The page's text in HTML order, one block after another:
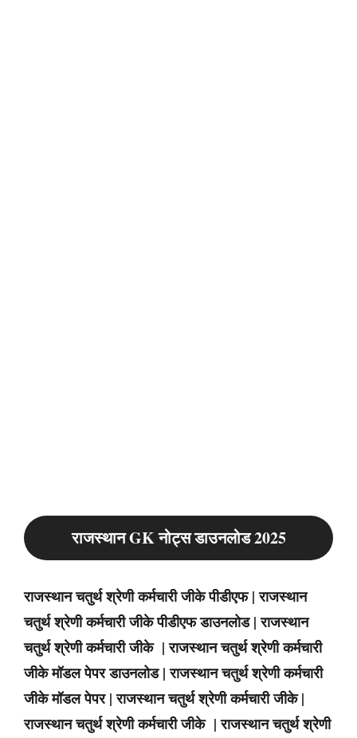
राजस्थान GK नोट्स डाउनलोड 2025
राजस्थान चतुर्थ श्रेणी कर्मचारी जीके पीडीएफ | राजस्थान
चतुर्थ श्रेणी कर्मचारी जीके पीडीएफ डाउनलोड | राजस्थान
चतुर्थ श्रेणी कर्मचारी जीके | राजस्थान चतुर्थ श्रेणी कर्मचारी
जीके मॉडल पेपर डाउनलोड | राजस्थान चतुर्थ श्रेणी कर्मचारी
जीके मॉडल पेपर | राजस्थान चतुर्थ श्रेणी कर्मचारी जीके |
राजस्थान चतुर्थ श्रेणी कर्मचारी जीके | राजस्थान चतुर्थ श्रेणी